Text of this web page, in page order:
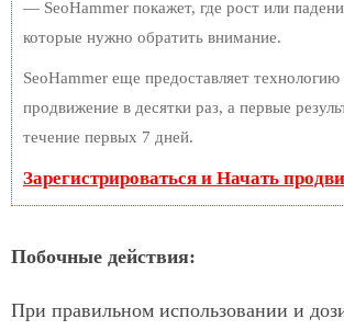
— SeoHammer покажет, где рост или
которые нужно обратить внимание.
SeoHammer еще предоставляет технологию
продвижение в десятки раз, а первые
течение первых 7 дней.
Зарегистрироваться и Начать
Побочные действия:
При правильном использовании и